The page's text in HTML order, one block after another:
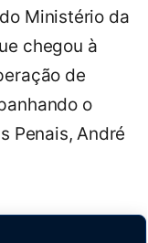
Ministério da
chegou à
de
o
Penais, André